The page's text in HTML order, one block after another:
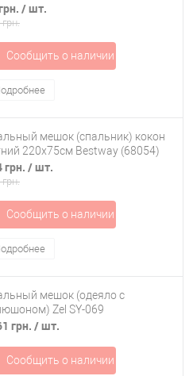
/ шт.
Сообщить о наличии
мешок (спальник) кокон
220х75см Bestway (68054)
грн. / шт.
Сообщить о наличии
мешок (одеяло с
Zel SY-069
грн. / шт.
Сообщить о наличии